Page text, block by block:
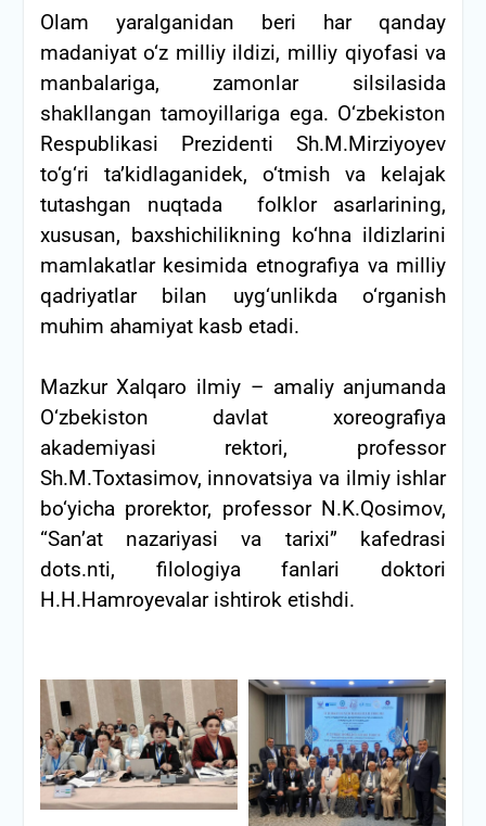
Olam yaralganidan beri har qanday
madaniyat o‘z milliy ildizi, milliy qiyofasi va
manbalariga, zamonlar silsilasida
shakllangan tamoyillariga ega. O‘zbekiston
Respublikasi Prezidenti Sh.M.Mirziyoyev
to‘g‘ri ta’kidlaganidek, o‘tmish va kelajak
tutashgan nuqtada folklor asarlarining,
xususan, baxshichilikning ko‘hna ildizlarini
mamlakatlar kesimida etnografiya va milliy
qadriyatlar bilan uyg‘unlikda o‘rganish
muhim ahamiyat kasb etadi.
Mazkur Xalqaro ilmiy – amaliy anjumanda
O‘zbekiston davlat xoreografiya
akademiyasi rektori, professor
Sh.M.Toxtasimov, innovatsiya va ilmiy ishlar
bo‘yicha prorektor, professor N.K.Qosimov,
“San’at nazariyasi va tarixi” kafedrasi
dots.nti, filologiya fanlari doktori
H.H.Hamroyevalar ishtirok etishdi.